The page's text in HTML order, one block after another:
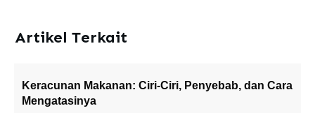
Artikel Terkait
Keracunan Makanan: Ciri-Ciri, Penyebab, dan Cara
Mengatasinya